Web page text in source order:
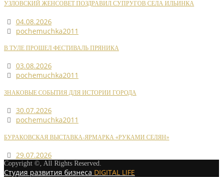
УЗЛОВСКИЙ ЖЕНСОВЕТ ПОЗДРАВИЛ СУПРУГОВ СЕЛА ИЛЬИНКА
04.08.2026
pochemuchka2011
В ТУЛЕ ПРОШЕЛ ФЕСТИВАЛЬ ПРЯНИКА
03.08.2026
pochemuchka2011
ЗНАКОВЫЕ СОБЫТИЯ ДЛЯ ИСТОРИИ ГОРОДА
30.07.2026
pochemuchka2011
БУРАКОВСКАЯ ВЫСТАВКА-ЯРМАРКА «РУКАМИ СЕЛЯН»
29.07.2026
Copyright ©, All Rights Reserved.
Студия развития бизнеса DIGITAL LIFE